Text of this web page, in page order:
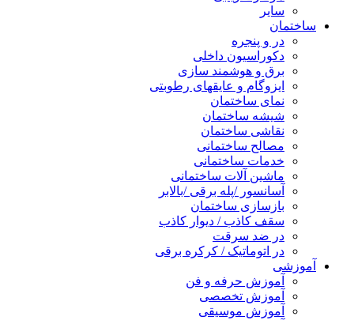
سایر
ساختمان
در و پنجره
دکوراسیون داخلی
برق و هوشمند سازی
ایزوگام و عایقهای رطوبتی
نمای ساختمان
شیشه ساختمان
نقاشی ساختمان
مصالح ساختمانی
خدمات ساختمانی
ماشین آلات ساختمانی
آسانسور /پله برقی /بالابر
بازسازی ساختمان
سقف کاذب / دیوار کاذب
در ضد سرقت
در اتوماتیک / کرکره برقی
آموزشی
آموزش حرفه و فن
آموزش تخصصی
آموزش موسیقی